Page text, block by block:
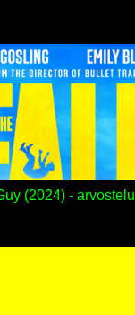
(2024) - arvostelu